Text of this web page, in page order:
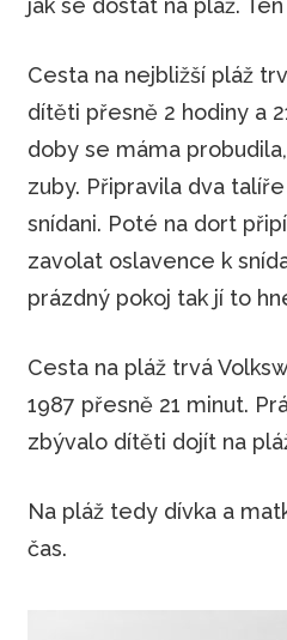
Cesta na nejbližší pláž
dítěti přesně 2 hodiny a
doby se máma
zuby. Připravila dva
snídani. Poté na dort
zavolat oslavence k
prázdný pokoj tak jí to
Cesta na pláž trvá
1987 přesně 21 minut.
zbývalo dítěti dojít na
Na pláž tedy dívka a
čas.